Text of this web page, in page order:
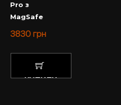
Pro з
MagSafe
3830 грн
КУПИТИ